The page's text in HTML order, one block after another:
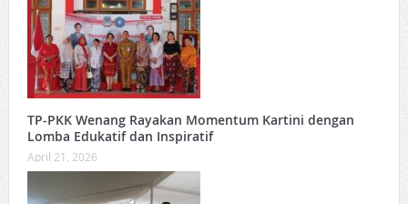
TP-PKK Wenang Rayakan Momentum Kartini dengan
Lomba Edukatif dan Inspiratif
April 21, 2026